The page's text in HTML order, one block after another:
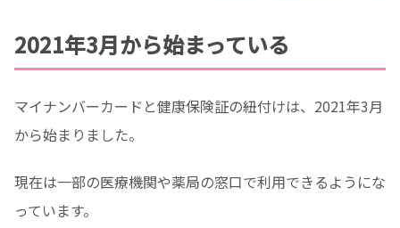
2021年3月から始まっている
マイナンバーカードと健康保険証の紐付けは、2021年3月
から始まりました。
現在は一部の医療機関や薬局の窓口で利用できるようにな
っています。